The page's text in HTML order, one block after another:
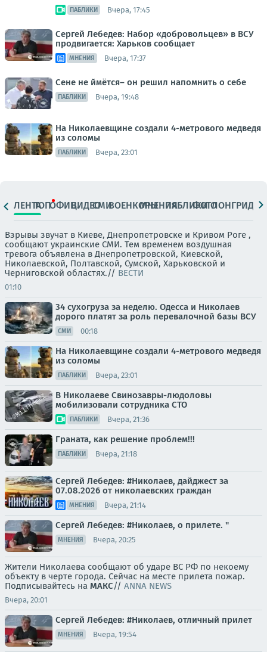
ПАБЛИКИ Вчера, 17:45
Сергей Лебедев: Набор «добровольцев» в ВСУ
продвигается: Харьков сообщает
МНЕНИЯ Вчера, 17:37
Сене не ймётся– он решил напомнить о себе
ПАБЛИКИ Вчера, 19:48
На Николаевщине создали 4-метрового медведя
из соломы
ПАБЛИКИ Вчера, 23:01
ЛЕНТАТОПОФИЦ.ВИДЕОСМИВОЕНКОРЫМНЕНИЯПАБЛИКИ
ФОТОЛОНГРИДЫ
Взрывы звучат в Киеве, Днепропетровске и Кривом Роге ,
сообщают украинские СМИ. Тем временем воздушная
тревога объявлена в Днепропетровской, Киевской,
Николаевской, Полтавской, Сумской, Харьковской и
Черниговской областях.// ВЕСТИ
01:10
34 сухогруза за неделю. Одесса и Николаев
дорого платят за роль перевалочной базы ВСУ
СМИ 00:18
На Николаевщине создали 4-метрового медведя
из соломы
ПАБЛИКИ Вчера, 23:01
В Николаеве Свинозавры-людоловы
мобилизовали сотрудника СТО
ПАБЛИКИ Вчера, 21:36
Граната, как решение проблем!!!
ПАБЛИКИ Вчера, 21:18
Сергей Лебедев: #Николаев, дайджест за
07.08.2026 от николаевских граждан
МНЕНИЯ Вчера, 21:14
Сергей Лебедев: #Николаев, о прилете. "
МНЕНИЯ Вчера, 20:25
Жители Николаева сообщают об ударе ВС РФ по некоему
объекту в черте города. Сейчас на месте прилета пожар.
Подписывайтесь на МАКС// ANNA NEWS
Вчера, 20:01
Сергей Лебедев: #Николаев, отличный прилет
МНЕНИЯ Вчера, 19:54